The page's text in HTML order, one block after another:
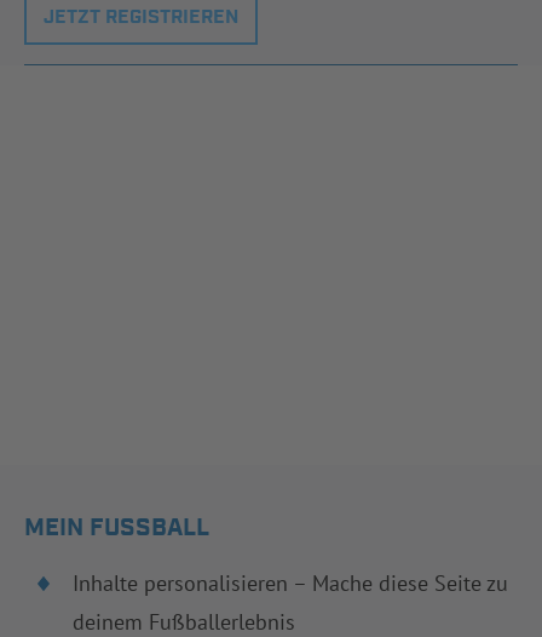
JETZT REGISTRIEREN
MEIN FUSSBALL
Inhalte personalisieren – Mache diese Seite zu
deinem Fußballerlebnis